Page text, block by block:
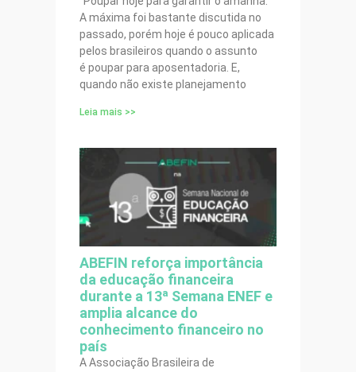
A máxima foi bastante discutida no
passado, porém hoje é pouco aplicada
pelos brasileiros quando o assunto
é poupar para aposentadoria. E,
quando não existe planejamento
Leia mais >>
ABEFIN reforça importância
da educação financeira
durante a 13ª Semana ENEF e
amplia alcance do
conhecimento financeiro no
país
A Associação Brasileira de